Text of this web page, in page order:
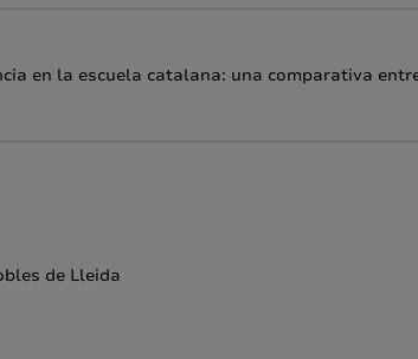
en la escuela catalana: una comparativa
de Lleida